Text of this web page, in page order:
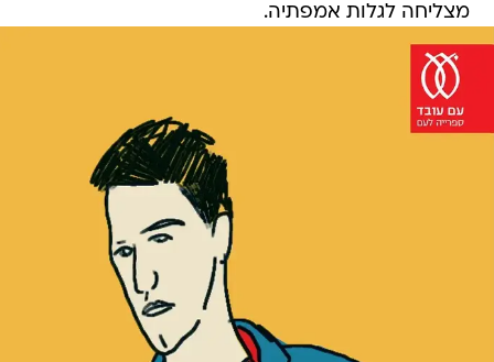
מצליחה לגלות אמפתיה.